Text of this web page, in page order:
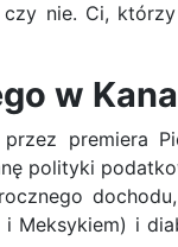
nie. Ci,
w
premiera
polityki
Meksykiem) i